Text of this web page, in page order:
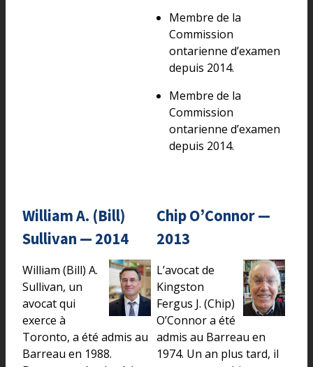
Membre de la
Commission
ontarienne d’examen
depuis 2014.
Membre de la
Commission
ontarienne d’examen
depuis 2014.
William A. (Bill)
Sullivan — 2014
William (Bill) A.
Sullivan, un
avocat qui
exerce à
Toronto, a été admis au
Barreau en 1988.
Chip O’Connor —
2013
L’avocat de
Kingston
Fergus J. (Chip)
O’Connor a été
admis au Barreau en
1974. Un an plus tard, il